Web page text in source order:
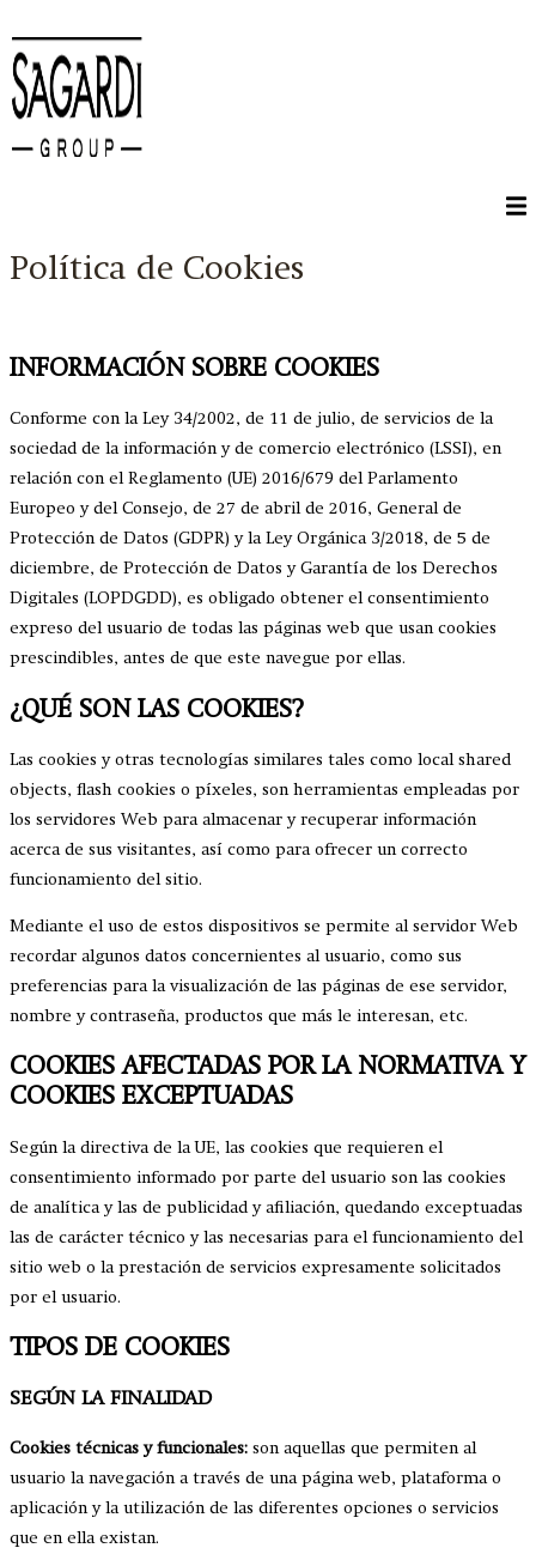
Política de Cookies
INFORMACIÓN SOBRE COOKIES
Conforme con la Ley 34/2002, de 11 de julio, de servicios de la
sociedad de la información y de comercio electrónico (LSSI), en
relación con el Reglamento (UE) 2016/679 del Parlamento
Europeo y del Consejo, de 27 de abril de 2016, General de
Protección de Datos (GDPR) y la Ley Orgánica 3/2018, de 5 de
diciembre, de Protección de Datos y Garantía de los Derechos
Digitales (LOPDGDD), es obligado obtener el consentimiento
expreso del usuario de todas las páginas web que usan cookies
prescindibles, antes de que este navegue por ellas.
¿QUÉ SON LAS COOKIES?
Las cookies y otras tecnologías similares tales como local shared
objects, flash cookies o píxeles, son herramientas empleadas por
los servidores Web para almacenar y recuperar información
acerca de sus visitantes, así como para ofrecer un correcto
funcionamiento del sitio.
Mediante el uso de estos dispositivos se permite al servidor Web
recordar algunos datos concernientes al usuario, como sus
preferencias para la visualización de las páginas de ese servidor,
nombre y contraseña, productos que más le interesan, etc.
COOKIES AFECTADAS POR LA NORMATIVA Y
COOKIES EXCEPTUADAS
Según la directiva de la UE, las cookies que requieren el
consentimiento informado por parte del usuario son las cookies
de analítica y las de publicidad y afiliación, quedando exceptuadas
las de carácter técnico y las necesarias para el funcionamiento del
sitio web o la prestación de servicios expresamente solicitados
por el usuario.
TIPOS DE COOKIES
SEGÚN LA FINALIDAD
Cookies técnicas y funcionales: son aquellas que permiten al
usuario la navegación a través de una página web, plataforma o
aplicación y la utilización de las diferentes opciones o servicios
que en ella existan.